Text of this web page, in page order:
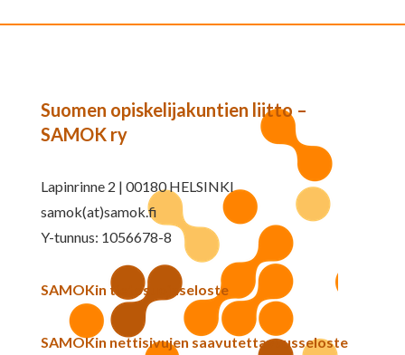
Suomen opiskelijakuntien liitto –
SAMOK ry
Lapinrinne 2 | 00180 HELSINKI
samok(at)samok.fi
Y-tunnus: 1056678-8
SAMOKin tietosuojaseloste
SAMOKin nettisivujen saavutettavuusseloste